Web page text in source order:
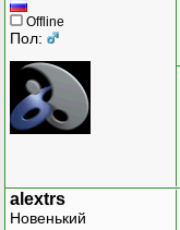
Offline
Пол:
alextrs
Новенький